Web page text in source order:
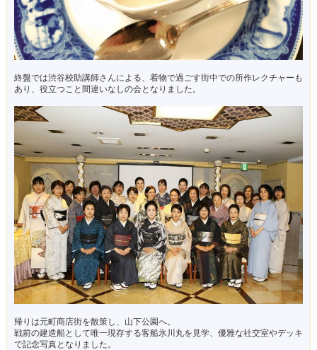
終盤では渋谷校助講師さんによる、着物で過ごす街中での所作レクチャーも
あり、役立つこと間違いなしの会となりました。
帰りは元町商店街を散策し、山下公園へ。
戦前の建造船として唯一現存する客船氷川丸を見学、優雅な社交室やデッキ
で記念写真となりました。